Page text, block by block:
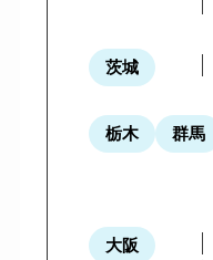
茨城
栃木 群馬
大阪